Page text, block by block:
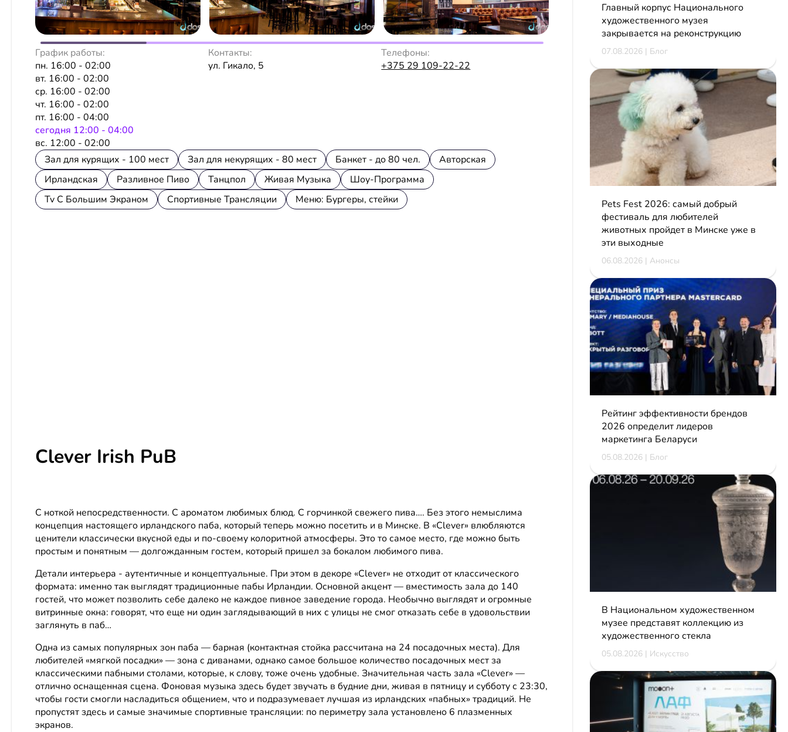
График работы:
пн. 16:00 - 02:00
вт. 16:00 - 02:00
ср. 16:00 - 02:00
чт. 16:00 - 02:00
пт. 16:00 - 04:00
сeгодня 12:00 - 04:00
вс. 12:00 - 02:00
Контакты:
ул. Гикало, 5
Телефоны:
+375 29 109-22-22
Зал для курящих - 100 мест Зал для некурящих - 80 мест Банкет - до 80 чел.
Авторская
Ирландская
Разливное Пиво Танцпол Живая Музыка
Шоу-Программа
Tv С Большим Экраном
Спортивные Трансляции Меню: Бургеры, стейки
Clever Irish PuB
С ноткой непосредственности. С ароматом любимых блюд. С горчинкой свежего пива…. Без этого немыслима
концепция настоящего ирландского паба, который теперь можно посетить и в Минске. В «Clever» влюбляются
ценители классически вкусной еды и по-своему колоритной атмосферы. Это то самое место, где можно быть
простым и понятным — долгожданным гостем, который пришел за бокалом любимого пива.
Детали интерьера - аутентичные и концептуальные. При этом в декоре «Clever» не отходит от классического
формата: именно так выглядят традиционные пабы Ирландии. Основной акцент — вместимость зала до 140
гостей, что может позволить себе далеко не каждое пивное заведение города. Необычно выглядят и огромные
витринные окна: говорят, что еще ни один заглядывающий в них с улицы не смог отказать себе в удовольствии
заглянуть в паб…
Одна из самых популярных зон паба — барная (контактная стойка рассчитана на 24 посадочных места). Для
любителей «мягкой посадки» — зона с диванами, однако самое большое количество посадочных мест за
классическими пабными столами, которые, к слову, тоже очень удобные. Значительная часть зала «Clever» —
отлично оснащенная сцена. Фоновая музыка здесь будет звучать в будние дни, живая в пятницу и субботу с 23:30,
чтобы гости смогли насладиться общением, что и подразумевает лучшая из ирландских «пабных» традиций. Не
пропустят здесь и самые значимые спортивные трансляции: по периметру зала установлено 6 плазменных
экранов.
Главный корпус Национального
художественного музея
закрывается на реконструкцию
07.08.2026 | Блог
Pets Fest 2026: самый добрый
фестиваль для любителей
животных пройдет в Минске уже в
эти выходные
06.08.2026 | Анонсы
Рейтинг эффективности брендов
2026 определит лидеров
маркетинга Беларуси
05.08.2026 | Блог
В Национальном художественном
музее представят коллекцию из
художественного стекла
05.08.2026 | Искусство